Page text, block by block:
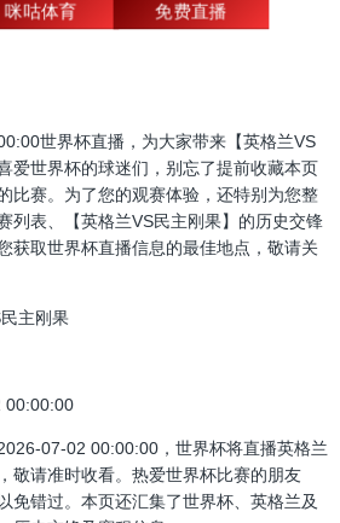
咪咕体育 免费直播
世界杯直播，为大家带来【英格兰VS
爱世界杯的球迷们，别忘了提前收藏本页
比赛。为了您的观赛体验，还特别为您整
列表、【英格兰VS民主刚果】的历史交锋
获取世界杯直播信息的最佳地点，敬请关
主刚果
00:00:00
07-02 00:00:00，世界杯将直播英格兰
敬请准时收看。热爱世界杯比赛的朋友
免错过。本页还汇集了世界杯、英格兰及